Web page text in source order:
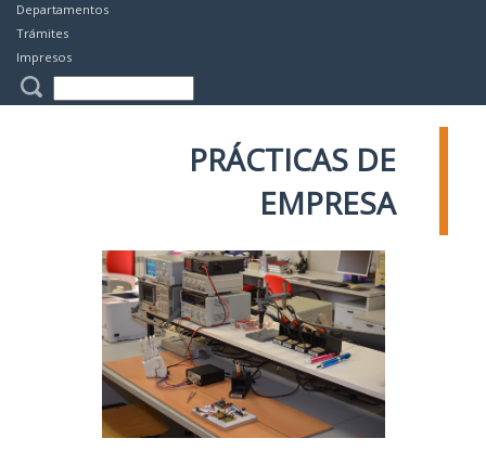
Departamentos
Trámites
Impresos
PRÁCTICAS DE
EMPRESA